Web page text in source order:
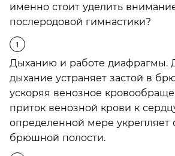
именно стоит уделить
послеродовой гимнастики?
Дыханию и работе диафрагмы.
дыхание устраняет застой в
ускоряя венозное
приток венозной крови к
определенной мере укрепляет
брюшной полости.